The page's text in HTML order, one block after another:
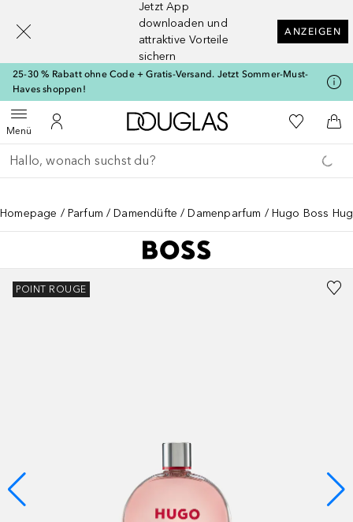
Jetzt App
downloaden und
attraktive Vorteile
sichern
ANZEIGEN
25-30 % Rabatt ohne Code + Gratis-Versand. Jetzt Sommer-Must-
Haves shoppen!
MenüMenü öffnenZu Meinem Kundenkonto
Zur Douglas Startseite
Zu Meiner
Gehe zurück
Suche ausführen
Homepage Parfum Damendüfte Damenparfum Hugo Boss
POINT ROUGE
[navigation.slideout.screenreader]